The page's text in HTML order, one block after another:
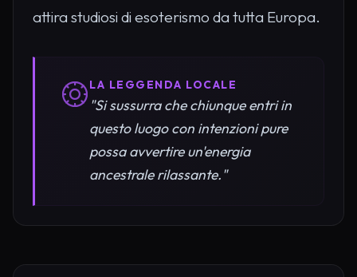
attira studiosi di esoterismo da tutta Europa.
LA LEGGENDA LOCALE
"Si sussurra che chiunque entri in
questo luogo con intenzioni pure
possa avvertire un'energia
ancestrale rilassante."